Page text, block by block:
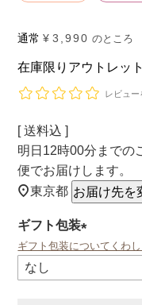
通常 ¥ 3,990 のところ
在庫限りアウトレッ
レビュー
送料込
明日 12時00分 までの
便でお届けします。
東京都 お届け先を
ギフト包装
(必
ギフト包装についてくわ